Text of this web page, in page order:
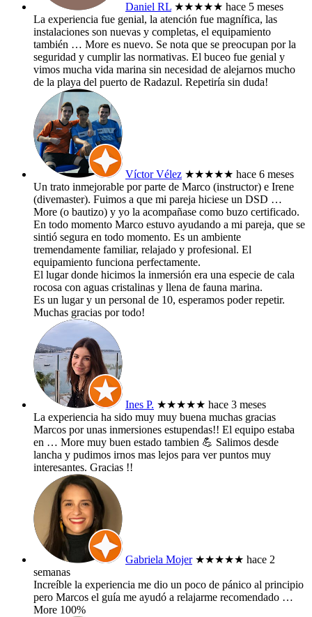
Daniel RL ★★★★★ hace 5 meses
La experiencia fue genial, la atención fue magnífica, las
instalaciones son nuevas y completas, el equipamiento
también … More es nuevo. Se nota que se preocupan por la
seguridad y cumplir las normativas. El buceo fue genial y
vimos mucha vida marina sin necesidad de alejarnos mucho
de la playa del puerto de Radazul. Repetiría sin duda!
Víctor Vélez ★★★★★ hace 6 meses
Un trato inmejorable por parte de Marco (instructor) e Irene
(divemaster). Fuimos a que mi pareja hiciese un DSD …
More (o bautizo) y yo la acompañase como buzo certificado.
En todo momento Marco estuvo ayudando a mi pareja, que se
sintió segura en todo momento. Es un ambiente
tremendamente familiar, relajado y profesional. El
equipamiento funciona perfectamente.
El lugar donde hicimos la inmersión era una especie de cala
rocosa con aguas cristalinas y llena de fauna marina.
Es un lugar y un personal de 10, esperamos poder repetir.
Muchas gracias por todo!
Ines P. ★★★★★ hace 3 meses
La experiencia ha sido muy muy buena muchas gracias
Marcos por unas inmersiones estupendas!! El equipo estaba
en … More muy buen estado tambien 💪 Salimos desde
lancha y pudimos irnos mas lejos para ver puntos muy
interesantes. Gracias !!
Gabriela Mojer ★★★★★ hace 2
semanas
Increíble la experiencia me dio un poco de pánico al principio
pero Marcos el guía me ayudó a relajarme recomendado …
More 100%